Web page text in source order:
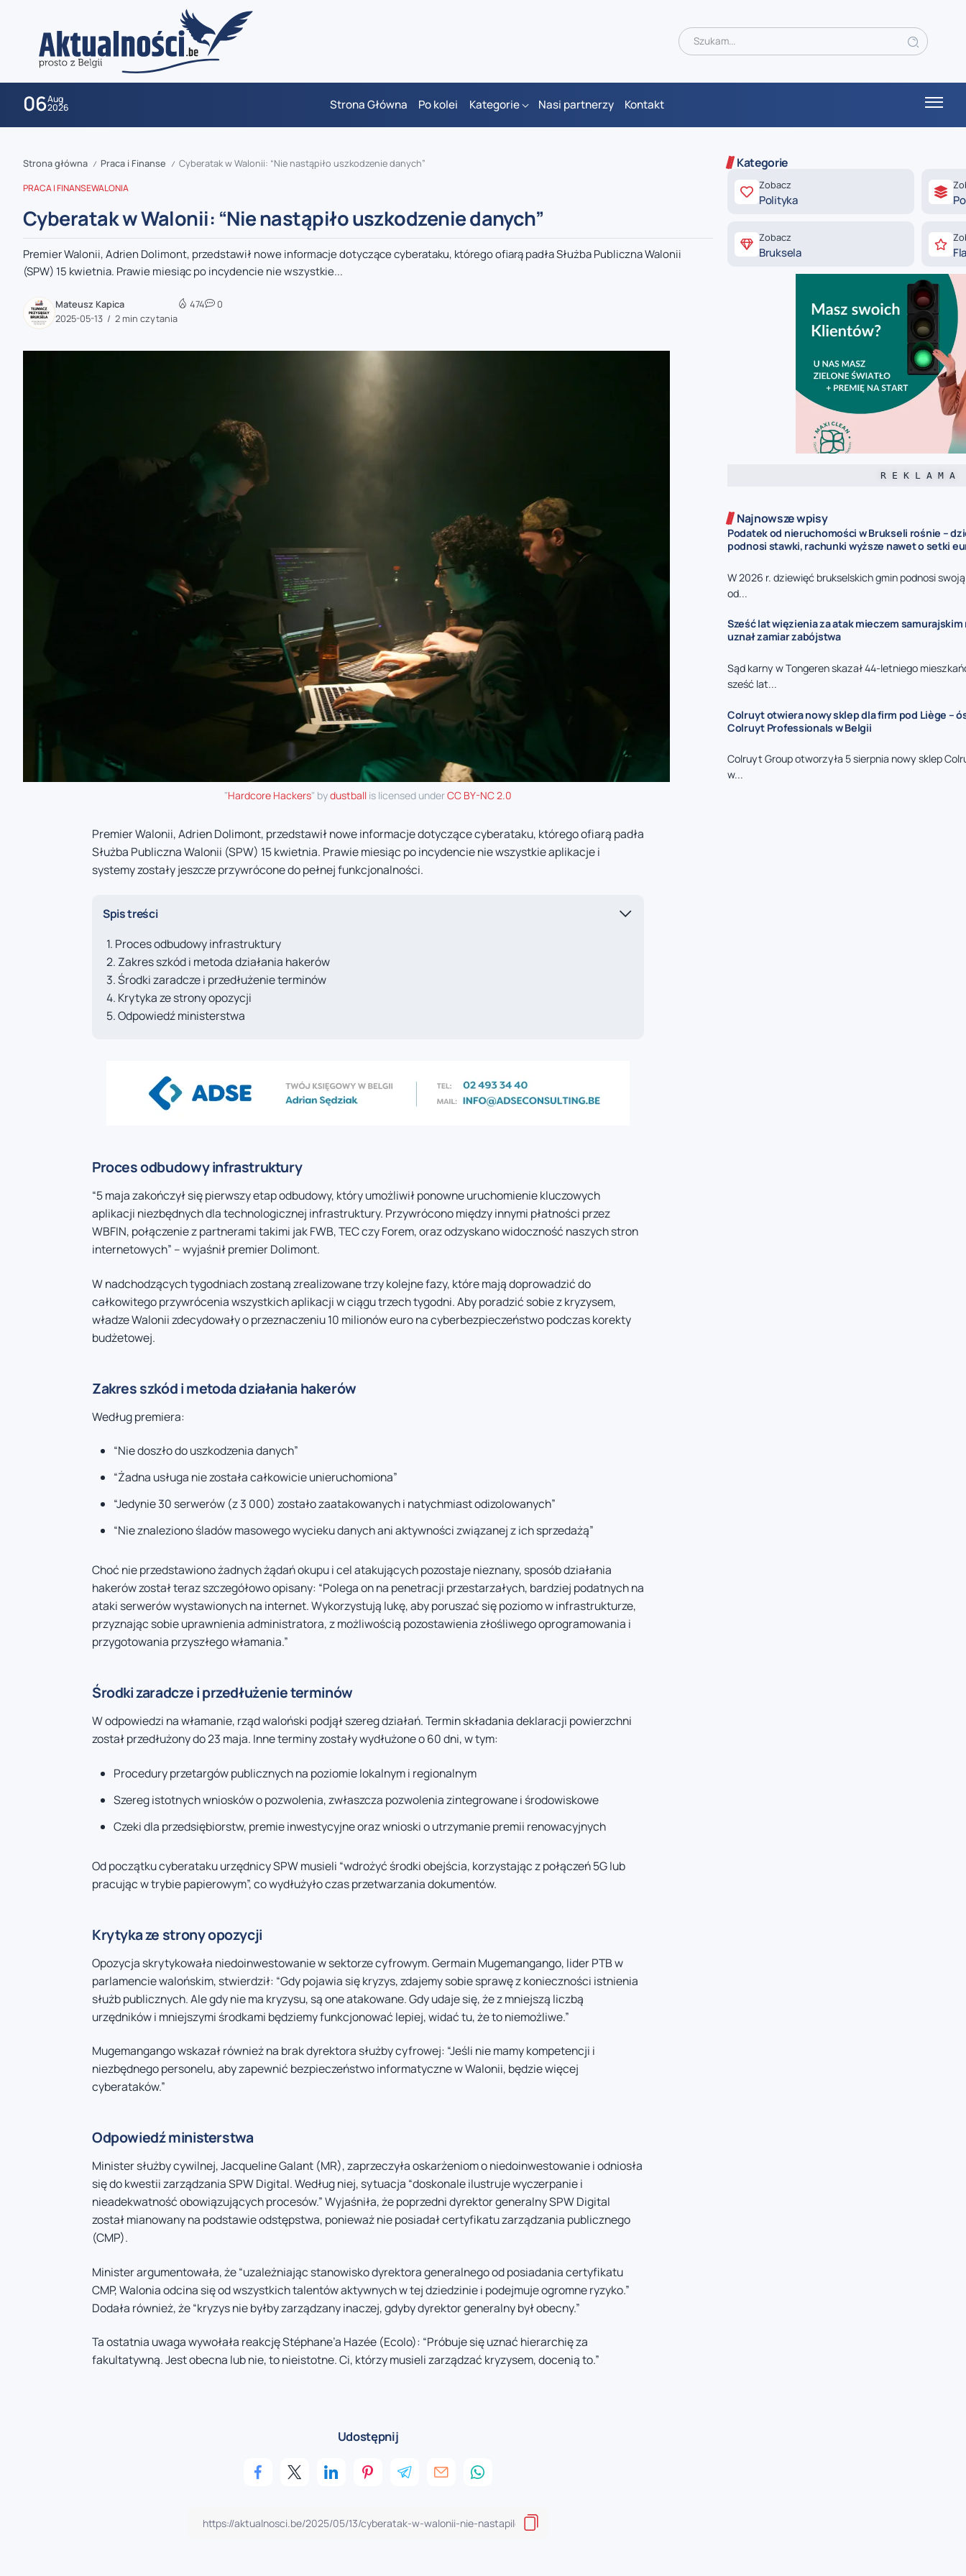
06Aug
2026 Strona Główna Po kolei Kategorie Nasi partnerzy Kontakt
zaobserwuj nas
zaobserwuj nas
Strona główna / Praca i Finanse / Cyberatak w Walonii: “Nie nastąpiło uszkodzenie danych”
PRACA I FINANSEWALONIA
Cyberatak w Walonii: “Nie nastąpiło uszkodzenie danych”
Premier Walonii, Adrien Dolimont, przedstawił nowe informacje dotyczące cyberataku, którego ofiarą padła Służba Publiczna Walonii
(SPW) 15 kwietnia. Prawie miesiąc po incydencie nie wszystkie...
Mateusz Kapica
2025-05-13
2 min czytania
474 0
"Hardcore Hackers" bydustball is licensed underCC BY-NC 2.0
Premier Walonii, Adrien Dolimont, przedstawił nowe informacje dotyczące cyberataku, którego ofiarą padła
Służba Publiczna Walonii (SPW) 15 kwietnia. Prawie miesiąc po incydencie nie wszystkie aplikacje i
systemy zostały jeszcze przywrócone do pełnej funkcjonalności.
Spis treści
Proces odbudowy infrastruktury
Zakres szkód i metoda działania hakerów
Środki zaradcze i przedłużenie terminów
Krytyka ze strony opozycji
Odpowiedź ministerstwa
Proces odbudowy infrastruktury
“5 maja zakończył się pierwszy etap odbudowy, który umożliwił ponowne uruchomienie kluczowych
aplikacji niezbędnych dla technologicznej infrastruktury. Przywrócono między innymi płatności przez
WBFIN, połączenie z partnerami takimi jak FWB, TEC czy Forem, oraz odzyskano widoczność naszych stron
internetowych” – wyjaśnił premier Dolimont.
W nadchodzących tygodniach zostaną zrealizowane trzy kolejne fazy, które mają doprowadzić do
całkowitego przywrócenia wszystkich aplikacji w ciągu trzech tygodni. Aby poradzić sobie z kryzysem,
władze Walonii zdecydowały o przeznaczeniu 10 milionów euro na cyberbezpieczeństwo podczas korekty
budżetowej.
Zakres szkód i metoda działania hakerów
Według premiera:
“Nie doszło do uszkodzenia danych”
“Żadna usługa nie została całkowicie unieruchomiona”
“Jedynie 30 serwerów (z 3 000) zostało zaatakowanych i natychmiast odizolowanych”
“Nie znaleziono śladów masowego wycieku danych ani aktywności związanej z ich sprzedażą”
Choć nie przedstawiono żadnych żądań okupu i cel atakujących pozostaje nieznany, sposób działania
hakerów został teraz szczegółowo opisany: “Polega on na penetracji przestarzałych, bardziej podatnych na
ataki serwerów wystawionych na internet. Wykorzystują lukę, aby poruszać się poziomo w infrastrukturze,
przyznając sobie uprawnienia administratora, z możliwością pozostawienia złośliwego oprogramowania i
przygotowania przyszłego włamania.”
Środki zaradcze i przedłużenie terminów
W odpowiedzi na włamanie, rząd waloński podjął szereg działań. Termin składania deklaracji powierzchni
został przedłużony do 23 maja. Inne terminy zostały wydłużone o 60 dni, w tym:
Procedury przetargów publicznych na poziomie lokalnym i regionalnym
Szereg istotnych wniosków o pozwolenia, zwłaszcza pozwolenia zintegrowane i środowiskowe
Czeki dla przedsiębiorstw, premie inwestycyjne oraz wnioski o utrzymanie premii renowacyjnych
Od początku cyberataku urzędnicy SPW musieli “wdrożyć środki obejścia, korzystając z połączeń 5G lub
pracując w trybie papierowym”, co wydłużyło czas przetwarzania dokumentów.
Krytyka ze strony opozycji
Opozycja skrytykowała niedoinwestowanie w sektorze cyfrowym. Germain Mugemangango, lider PTB w
parlamencie walońskim, stwierdził: “Gdy pojawia się kryzys, zdajemy sobie sprawę z konieczności istnienia
służb publicznych. Ale gdy nie ma kryzysu, są one atakowane. Gdy udaje się, że z mniejszą liczbą
urzędników i mniejszymi środkami będziemy funkcjonować lepiej, widać tu, że to niemożliwe.”
Mugemangango wskazał również na brak dyrektora służby cyfrowej: “Jeśli nie mamy kompetencji i
niezbędnego personelu, aby zapewnić bezpieczeństwo informatyczne w Walonii, będzie więcej
cyberataków.”
Odpowiedź ministerstwa
Minister służby cywilnej, Jacqueline Galant (MR), zaprzeczyła oskarżeniom o niedoinwestowanie i odniosła
się do kwestii zarządzania SPW Digital. Według niej, sytuacja “doskonale ilustruje wyczerpanie i
nieadekwatność obowiązujących procesów.” Wyjaśniła, że poprzedni dyrektor generalny SPW Digital
został mianowany na podstawie odstępstwa, ponieważ nie posiadał certyfikatu zarządzania publicznego
(CMP).
Minister argumentowała, że “uzależniając stanowisko dyrektora generalnego od posiadania certyfikatu
CMP, Walonia odcina się od wszystkich talentów aktywnych w tej dziedzinie i podejmuje ogromne ryzyko.”
Dodała również, że “kryzys nie byłby zarządzany inaczej, gdyby dyrektor generalny był obecny.”
Ta ostatnia uwaga wywołała reakcję Stéphane’a Hazée (Ecolo): “Próbuje się uznać hierarchię za
fakultatywną. Jest obecna lub nie, to nieistotne. Ci, którzy musieli zarządzać kryzysem, docenią to.”
Udostępnij
Kategorie
Zobacz
Polityka
Zobacz
Bruksela
R E K L A M A
Najnowsze wpisy
Podatek od nieruchomości w Brukseli rośnie –
podnosi stawki, rachunki wyższe nawet o setki
W 2026 r. dziewięć brukselskich gmin podnosi
od...
Sześć lat więzienia za atak mieczem samurajskim
uznał zamiar zabójstwa
Sąd karny w Tongeren skazał 44-letniego
sześć lat...
Colruyt otwiera nowy sklep dla firm pod Liège –
Colruyt Professionals w Belgii
Colruyt Group otworzyła 5 sierpnia nowy sklep
w...